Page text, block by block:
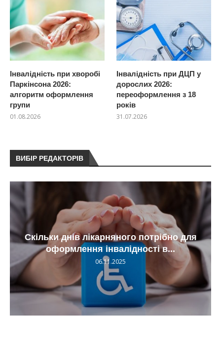
Інвалідність при хворобі
Паркінсона 2026:
алгоритм оформлення
групи
01.08.2026
Інвалідність при ДЦП у
дорослих 2026:
переоформлення з 18
років
31.07.2026
ВИБІР РЕДАКТОРІВ
Скільки днів лікарняного потрібно для
оформлення інвалідності в...
06.11.2025